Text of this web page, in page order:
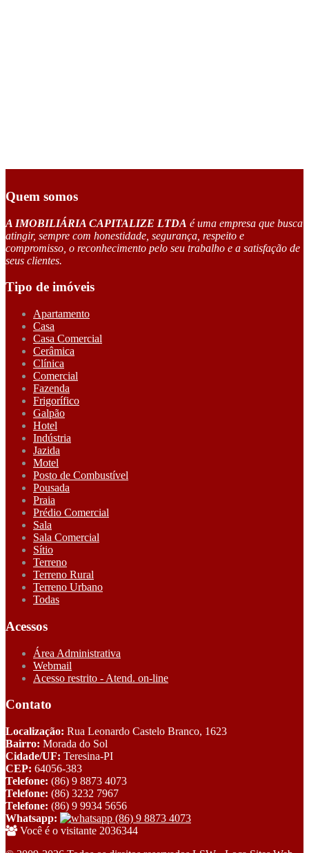
Quem somos
A IMOBILIÁRIA CAPITALIZE LTDA é uma empresa que busca
atingir, sempre com honestidade, segurança, respeito e
compromisso, o reconhecimento pelo seu trabalho e a satisfação de
seus clientes.
Tipo de imóveis
Apartamento
Casa
Casa Comercial
Cerâmica
Clínica
Comercial
Fazenda
Frigorífico
Galpão
Hotel
Indústria
Jazida
Motel
Posto de Combustível
Pousada
Praia
Prédio Comercial
Sala
Sala Comercial
Sítio
Terreno
Terreno Rural
Terreno Urbano
Todas
Acessos
Área Administrativa
Webmail
Acesso restrito - Atend. on-line
Contato
Localização: Rua Leonardo Castelo Branco, 1623
Bairro: Morada do Sol
Cidade/UF: Teresina-PI
CEP: 64056-383
Telefone: (86) 9 8873 4073
Telefone: (86) 3232 7967
Telefone: (86) 9 9934 5656
Whatsapp:
(86) 9 8873 4073
Você é o visitante 2036344